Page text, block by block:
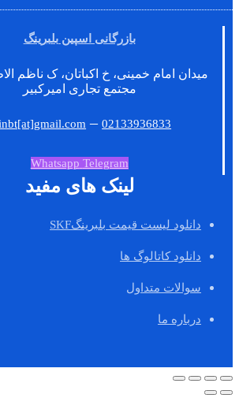
بازرگانی اسپین بلبرینگ
میدان امام خمینی، خ اکباتان، ک ناظم
مجتمع تجاری امیرکبیر
–02133936833
Whatsapp Telegram
لینک های مفید
دانلود لیست قیمت بلبرینگSKF
دانلود کاتالوگ ها
سوالات متداول
درباره ما